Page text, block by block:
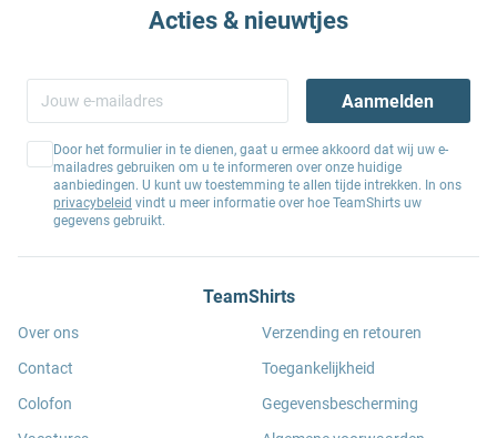
Acties & nieuwtjes
Aanmelden
Door het formulier in te dienen, gaat u ermee akkoord dat wij uw e-
mailadres gebruiken om u te informeren over onze huidige
aanbiedingen. U kunt uw toestemming te allen tijde intrekken. In ons
privacybeleid vindt u meer informatie over hoe TeamShirts uw
gegevens gebruikt.
TeamShirts
Over ons
Contact
Colofon
Verzending en retouren
Toegankelijkheid
Gegevensbescherming